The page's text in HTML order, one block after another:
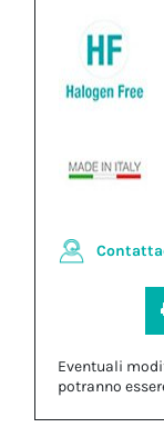
Eventuali
potranno